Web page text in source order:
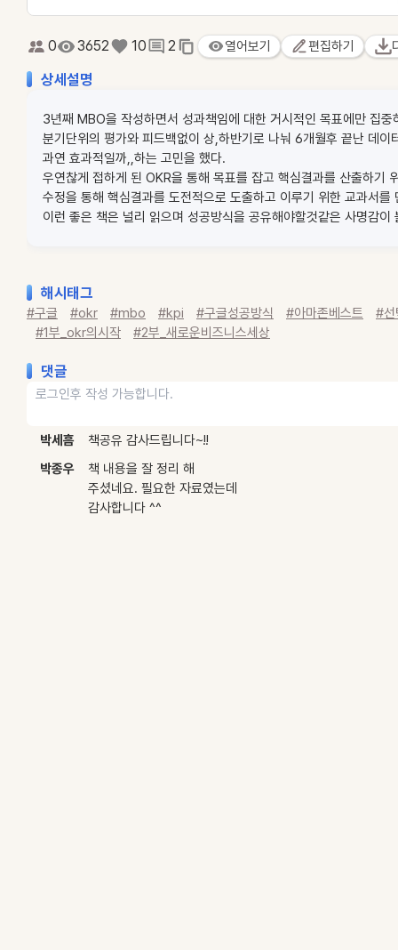
0 3652 10 2 열어보기 편집하기
상세설명
3년째 MBO을 작성하면서 성과책임에 대한 거시적인 목표에만 집중
분기단위의 평가와 피드백없이 상,하반기로 나눠 6개월후 끝난 데이
과연 효과적일까,,하는 고민을 했다.
우연찮게 접하게 된 OKR을 통해 목표를 잡고 핵심결과를 산출하기
수정을 통해 핵심결과를 도전적으로 도출하고 이루기 위한 교과서를
이런 좋은 책은 널리 읽으며 성공방식을 공유해야할것같은 사명감
해시태그
#구글 #okr #mbo #kpi #구글성공방식 #아마존베스트
#선
#1부_okr의시작
#2부_새로운비즈니스세상
댓글
박세흠
책공유 감사드립니다~!!
박종우
책 내용을 잘 정리 해
주셨네요. 필요한 자료였는데
감사합니다 ^^